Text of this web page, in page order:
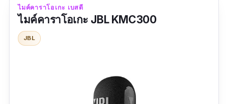
รีวิวจากผู้ซื้อ
ใช้ได้ดีเสียงดีสมราคาไม่มีปัญหา
ไมค์คาราโอเกะ เบสดี
ไมค์คาราโอเกะ​ JBL KMC300
JBL